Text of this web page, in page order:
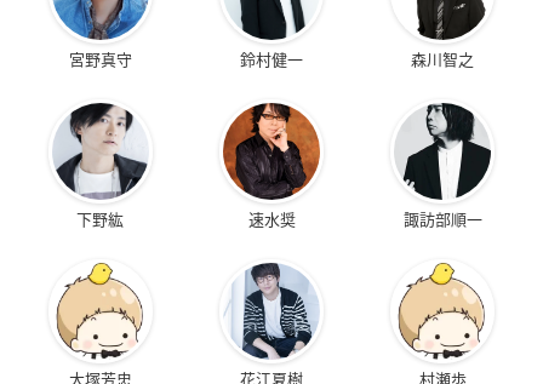
宮野真守 鈴村健一 森川智之
下野紘 速水奨 諏訪部順一
大塚芳忠 花江夏樹 村瀬歩